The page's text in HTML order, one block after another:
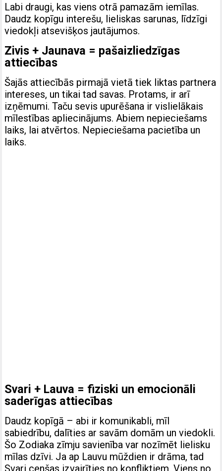
Labi draugi, kas viens otrā pamazām iemīlas.
Daudz kopīgu interešu, lieliskas sarunas, līdzīgi
viedokļi atsevišķos jautājumos.
Zivis + Jaunava = pašaizliedzīgas
attiecības
Šajās attiecībās pirmajā vietā tiek liktas partnera
intereses, un tikai tad savas. Protams, ir arī
izņēmumi. Taču sevis upurēšana ir vislielākais
mīlestības apliecinājums. Abiem nepieciešams
laiks, lai atvērtos. Nepieciešama pacietība un
laiks.
Svari + Lauva = fiziski un emocionāli
saderīgas attiecības
Daudz kopīgā – abi ir komunikabli, mīl
sabiedrību, dalīties ar savām domām un viedokli.
Šo Zodiaka zīmju savienība var nozīmēt lielisku
mīlas dzīvi. Ja ap Lauvu mūždien ir drāma, tad
Svari cenšas izvairīties no konfliktiem. Viens no